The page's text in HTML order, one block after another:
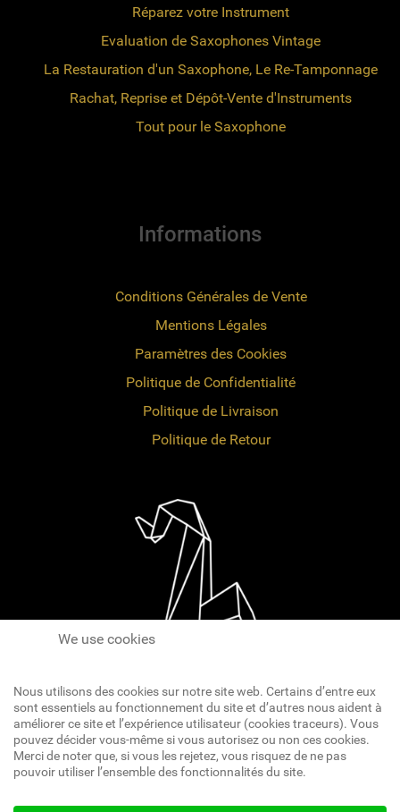
Réparez votre Instrument
Evaluation de Saxophones Vintage
La Restauration d'un Saxophone, Le Re-Tamponnage
Rachat, Reprise et Dépôt-Vente d'Instruments
Tout pour le Saxophone
Informations
Conditions Générales de Vente
Mentions Légales
Paramètres des Cookies
Politique de Confidentialité
Politique de Livraison
Politique de Retour
Réseaux Sociaux
We use cookies
Nous utilisons des cookies sur notre site web. Certains d’entre eux
sont essentiels au fonctionnement du site et d’autres nous aident à
améliorer ce site et l’expérience utilisateur (cookies traceurs). Vous
pouvez décider vous-même si vous autorisez ou non ces cookies.
Merci de noter que, si vous les rejetez, vous risquez de ne pas
pouvoir utiliser l’ensemble des fonctionnalités du site.